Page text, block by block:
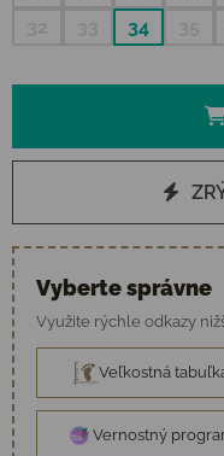
34
Vyberte správne
Využite rýchle odkazy
Veľkostná
Vernostný